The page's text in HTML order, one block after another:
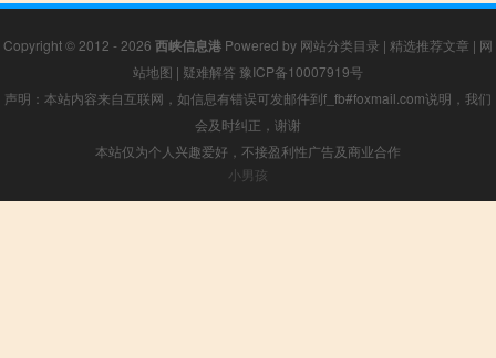
Copyright © 2012 - 2026 西峡信息港 Powered by 网站分类目录 | 精选推荐文章 | 网
站地图 | 疑难解答 豫ICP备10007919号
声明：本站内容来自互联网，如信息有错误可发邮件到f_fb#foxmail.com说明，我们
会及时纠正，谢谢
本站仅为个人兴趣爱好，不接盈利性广告及商业合作
小男孩